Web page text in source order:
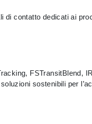
di contatto dedicati ai
FSTransitBlend,
sostenibili per